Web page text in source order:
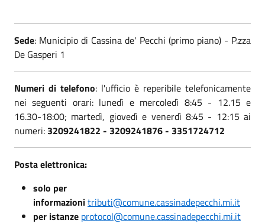
Sede: Municipio di Cassina de' Pecchi (primo piano) - P.zza
De Gasperi 1
Numeri di telefono: l'ufficio è reperibile telefonicamente
nei seguenti orari: lunedì e mercoledì 8:45 - 12.15 e
16.30-18:00; martedì, giovedì e venerdì 8:45 - 12:15 ai
numeri: 3209241822 - 3209241876 - 3351724712
Posta elettronica:
solo per
informazionitributi@comune.cassinadepecchi.mi.it
per istanze protocol@comune.cassinadepecchi.mi.it